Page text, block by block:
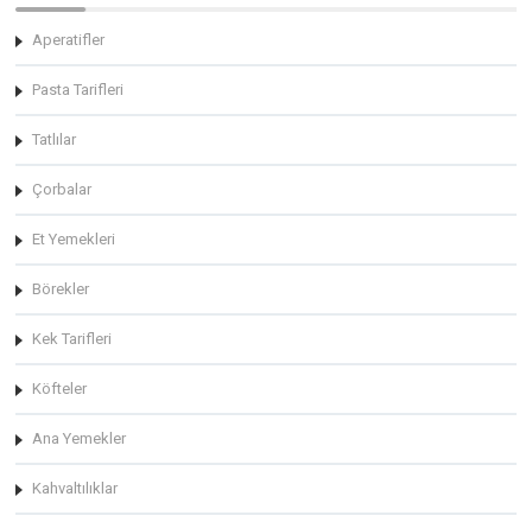
Aperatifler
Pasta Tarifleri
Tatlılar
Çorbalar
Et Yemekleri
Börekler
Kek Tarifleri
Köfteler
Ana Yemekler
Kahvaltılıklar